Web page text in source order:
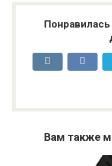
Вам также